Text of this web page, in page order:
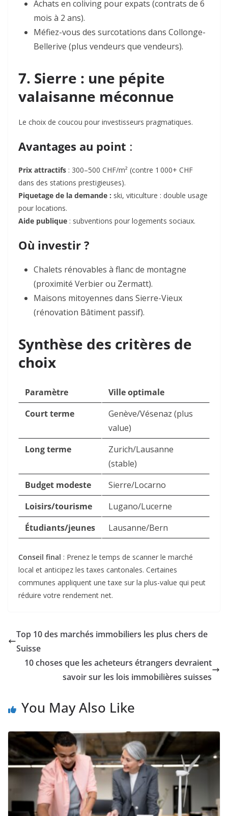
Achats en coliving pourexpats (contrats de 6
mois à 2 ans).
Méfiez-vous des surcotations dans Collonge-
Bellerive (plus vendeurs que vendeurs).
7. Sierre : une pépite
valaisanne méconnue
Le choix de coucou pour investisseurs pragmatiques.
Avantages au point :
Prix attractifs : 300–500 CHF/m² (contre 1 000+ CHF
dans des stations prestigieuses).
Piquetage de la demande : ski, viticulture : double usage
pour locations.
Aide publique : subventions pour logements sociaux.
Où investir ?
Chalets rénovables à flanc de montagne
(proximité Verbierou Zermatt).
Maisons mitoyennes dans Sierre-Vieux
(rénovation Bâtiment passif).
Synthèse des critères de
choix
Paramètre
Ville optimale
Court terme
Genève/Vésenaz (plus
value)
Long terme
Zurich/Lausanne
(stable)
Budget modeste
Sierre/Locarno
Loisirs/tourisme
Lugano/Lucerne
Étudiants/jeunes
Lausanne/Bern
Conseil final : Prenez le temps de scanner le marché
local et anticipez lestaxes cantonales. Certaines
communes appliquent unetaxe sur la plus-value qui peut
réduire votre rendement net.
Top 10 des marchés immobiliers les plus chers de
Suisse
10 choses que les acheteurs étrangers devraient
savoir sur les lois immobilières suisses
You May Also Like